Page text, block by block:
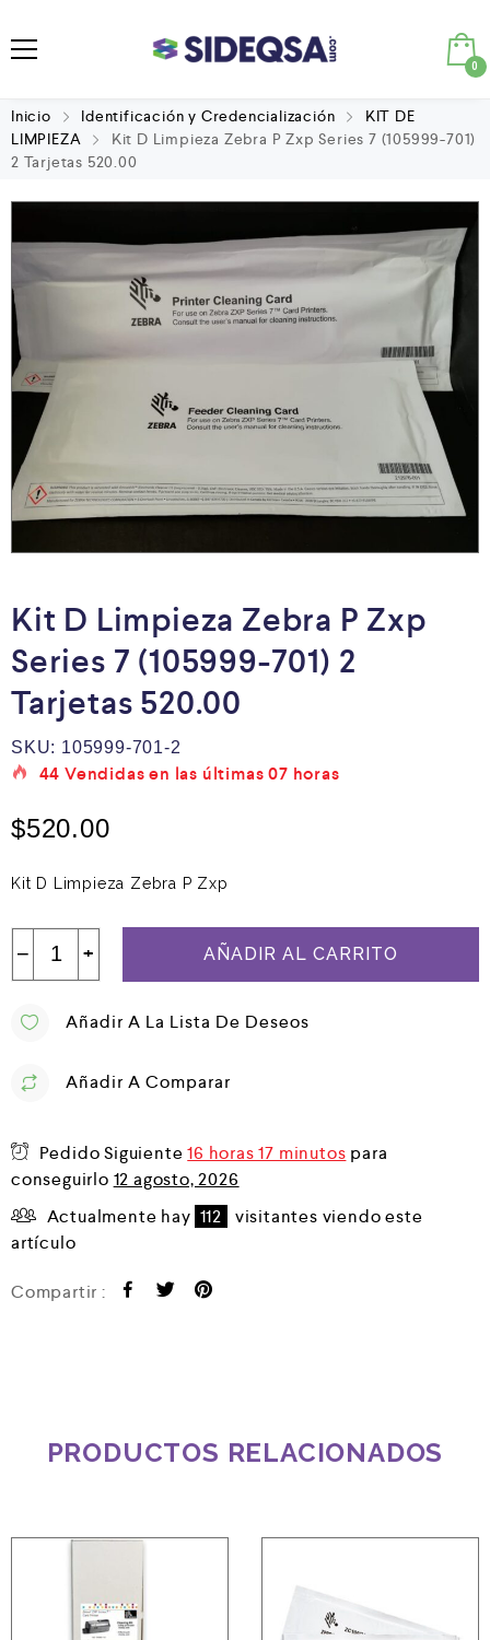
0
Inicio Identificación y Credencialización
KIT DE
LIMPIEZA
Kit D Limpieza Zebra P Zxp Series 7 (105999-701)
2 Tarjetas 520.00
Kit D Limpieza Zebra P Zxp
Series 7 (105999-701) 2
Tarjetas 520.00
SKU: 105999-701-2
44 Vendidas en las últimas07 horas
$520.00
Kit D Limpieza Zebra P Zxp
− + AÑADIR AL CARRITO
Añadir A La Lista De Deseos
Añadir A Comparar
Pedido Siguiente16 horas 17 minutos para
conseguirlo 12 agosto, 2026
Actualmente hay 112
visitantes viendo este
artículo
Compartir :
PRODUCTOS RELACIONADOS